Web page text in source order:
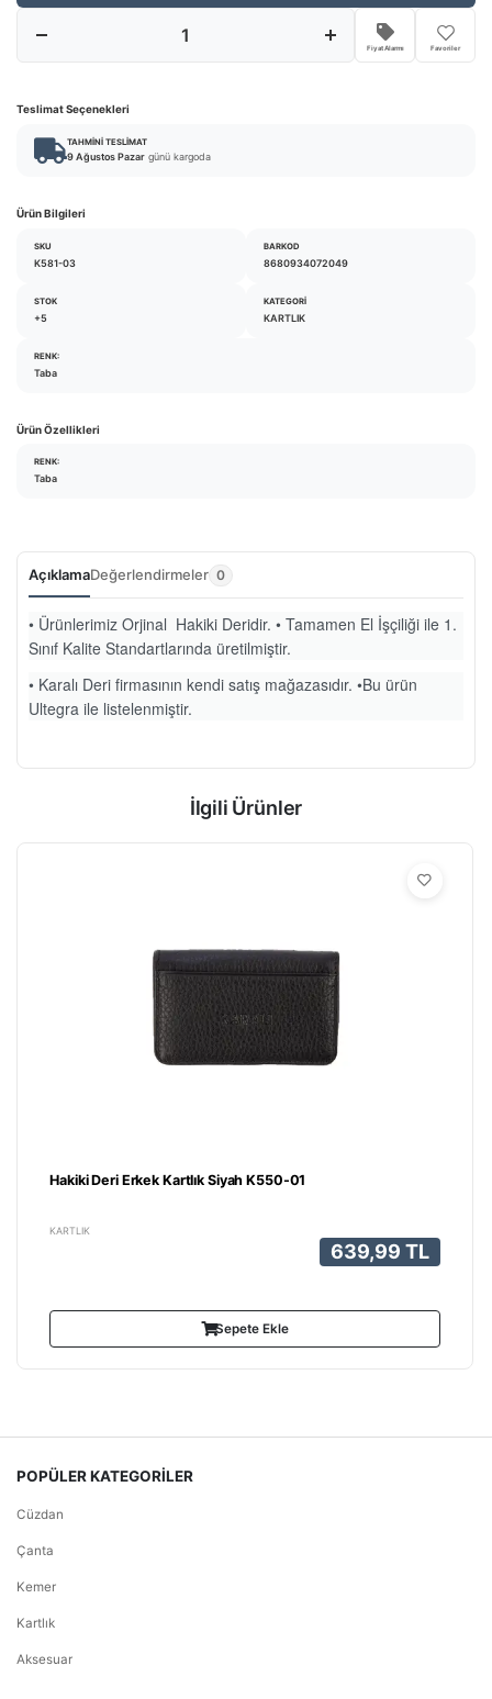
Fiyat Alarmı Favoriler
Teslimat Seçenekleri
TAHMINI TESLIMAT
9 Ağustos Pazar günü kargoda
Ürün Bilgileri
SKU
K581-03
BARKOD
8680934072049
STOK
+5
KATEGORI
KARTLIK
RENK:
Taba
Ürün Özellikleri
RENK:
Taba
AçıklamaDeğerlendirmeler 0
• Ürünlerimiz Orjinal Hakiki Deridir. • Tamamen El İşçiliği ile 1.
Sınıf Kalite Standartlarında üretilmiştir.
• Karalı Deri firmasının kendi satış mağazasıdır. •Bu ürün
Ultegra ile listelenmiştir.
İlgili Ürünler
Hakiki Deri Erkek Kartlık Siyah K550-01
KARTLIK
639,99 TL
Sepete Ekle
POPÜLER KATEGORİLER
Cüzdan
Çanta
Kemer
Kartlık
Aksesuar